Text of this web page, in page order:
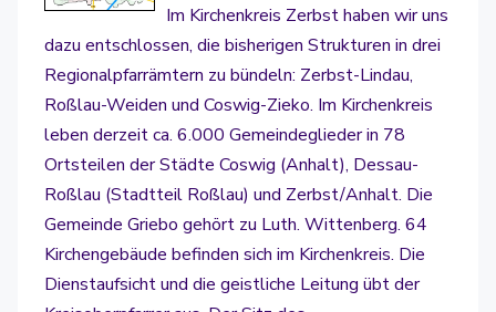
Im Kirchenkreis Zerbst haben wir uns
dazu entschlossen, die bisherigen Strukturen in drei
Regionalpfarrämtern zu bündeln: Zerbst-Lindau,
Roßlau-Weiden und Coswig-Zieko. Im Kirchenkreis
leben derzeit ca. 6.000 Gemeindeglieder in 78
Ortsteilen der Städte Coswig (Anhalt), Dessau-
Roßlau (Stadtteil Roßlau) und Zerbst/Anhalt. Die
Gemeinde Griebo gehört zu Luth. Wittenberg. 64
Kirchengebäude befinden sich im Kirchenkreis. Die
Dienstaufsicht und die geistliche Leitung übt der